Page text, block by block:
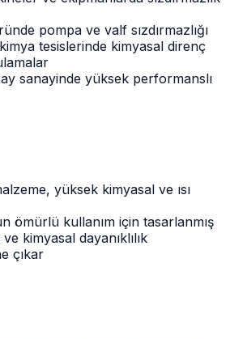
pompa ve valf sızdırmazlığı
tesislerinde kimyasal direnç
sanayinde yüksek performanslı
yüksek kimyasal ve ısı
ömürlü kullanım için tasarlanmış
kimyasal dayanıklılık
çıkar